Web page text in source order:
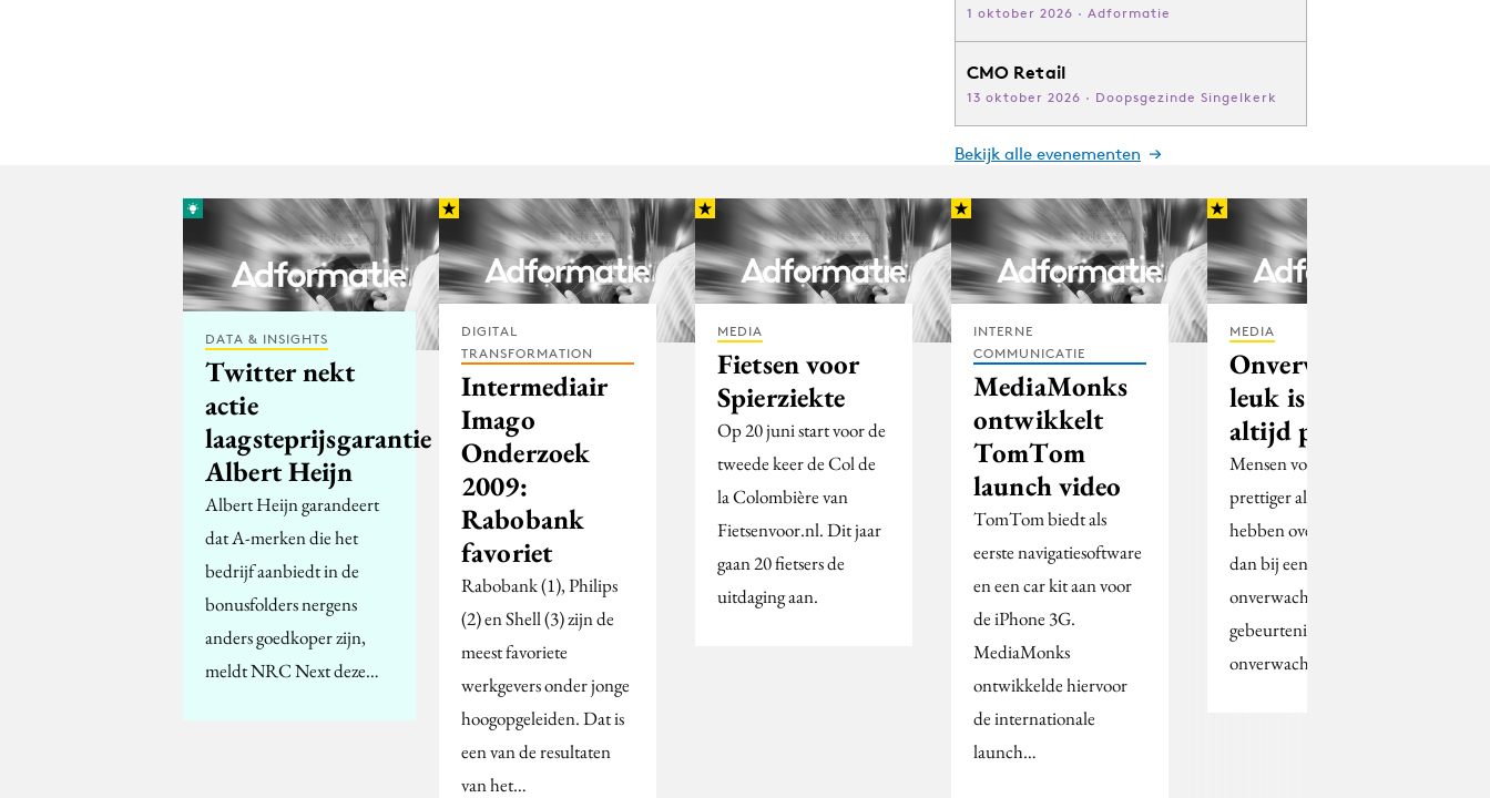
1 oktober 2026 · Adformatie
CMO Retail
13 oktober 2026 · Doopsgezinde Singelkerk
Bekijk alle evenementen
DATA & INSIGHTS
Twitter nekt
actie
laagsteprijsgarantie
Albert Heijn
Albert Heijn garandeert
dat A-merken die het
bedrijf aanbiedt in de
bonusfolders nergens
anders goedkoper zijn,
meldt NRC Next deze…
DIGITAL
TRANSFORMATION
Intermediair
Imago
Onderzoek
2009:
Rabobank
favoriet
Rabobank (1), Philips
(2) en Shell (3) zijn de
meest favoriete
werkgevers onder jonge
hoogopgeleiden. Dat is
een van de resultaten
van het…
MEDIA
Fietsen voor
Spierziekte
Op 20 juni start voor de
tweede keer de Col de
la Colombière van
Fietsenvoor.nl. Dit jaar
gaan 20 fietsers de
uitdaging aan.
INTERNE
COMMUNICATIE
MediaMonks
ontwikkelt
TomTom
launch video
TomTom biedt als
eerste navigatiesoftware
en een car kit aan voor
de iPhone 3G.
MediaMonks
ontwikkelde hiervoor
de internationale
launch…
MEDIA
Onverwacht
leuk is niet
altijd plezierig
Mensen voelen zich
prettiger als ze controle
hebben over de situatie,
dan bij een
onverwachte
gebeurtenis. Zelfs als die
onverwachte…